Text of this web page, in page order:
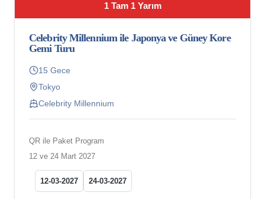
1 Tam 1 Yarım
Celebrity Millennium ile Japonya ve Güney Kore
Gemi Turu
15 Gece
Tokyo
Celebrity Millennium
QR ile Paket Program
12 ve 24 Mart 2027
12-03-2027 24-03-2027